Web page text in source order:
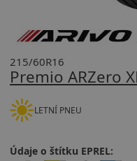
Premio ARZero
215/60R16
LETNÍ PNEU
Údaje o štítku EPREL: